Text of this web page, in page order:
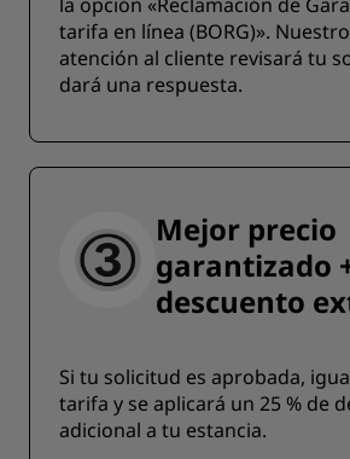
tarifa en línea (BORG)».
atención al cliente revisará tu
dará una respuesta.
Mejor precio
garantizado
descuento
Si tu solicitud es aprobada,
tarifa y se aplicará un 25 % de
adicional a tu estancia.